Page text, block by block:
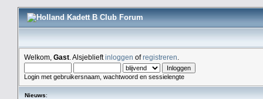
Welkom, Gast . Alsjeblieftinloggen ofregistreren
Login met gebruikersnaam, wachtwoord en sessielengte
Nieuws: